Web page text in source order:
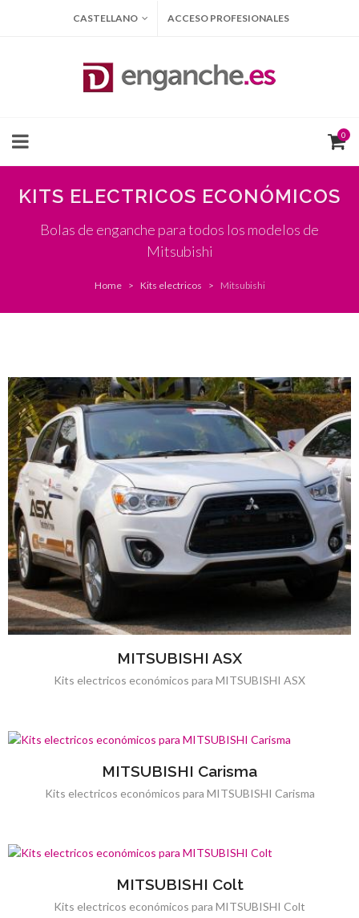
CASTELLANO ACCESO PROFESIONALES
0
KITS ELECTRICOS ECONÓMICOS
Bolas de enganche para todos los modelos de
Mitsubishi
Home Kits electricos Mitsubishi
MITSUBISHI ASX
Kits electricos económicos para MITSUBISHI ASX
MITSUBISHI Carisma
Kits electricos económicos para MITSUBISHI Carisma
MITSUBISHI Colt
Kits electricos económicos para MITSUBISHI Colt